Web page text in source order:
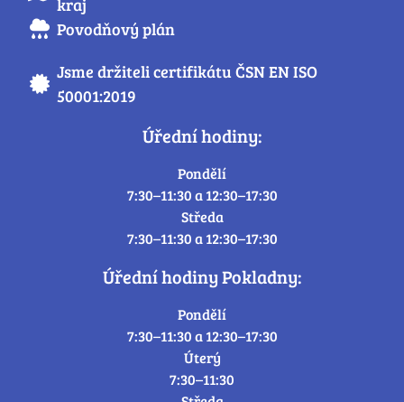
kraj
Povodňový plán
Jsme držiteli certifikátu ČSN EN ISO
50001:2019
Úřední hodiny:
Pondělí
7:30–11:30 a 12:30–17:30
Středa
7:30–11:30 a 12:30–17:30
Úřední hodiny Pokladny:
Pondělí
7:30–11:30 a 12:30–17:30
Úterý
7:30–11:30